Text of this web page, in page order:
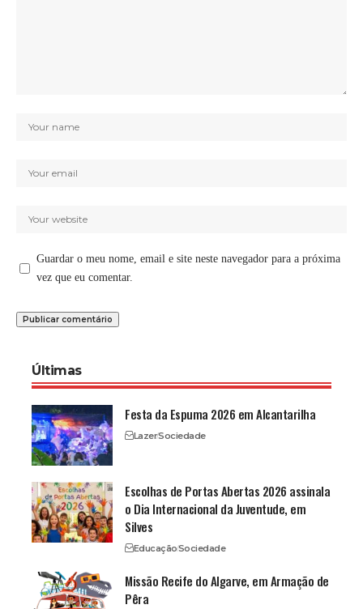
Guardar o meu nome, email e site neste navegador para a próxima
vez que eu comentar.
Últimas
Festa da Espuma 2026 em Alcantarilha
LazerSociedade
Escolhas de Portas Abertas 2026 assinala
o Dia Internacional da Juventude, em
Silves
EducaçãoSociedade
Missão Recife do Algarve, em Armação de
Pêra